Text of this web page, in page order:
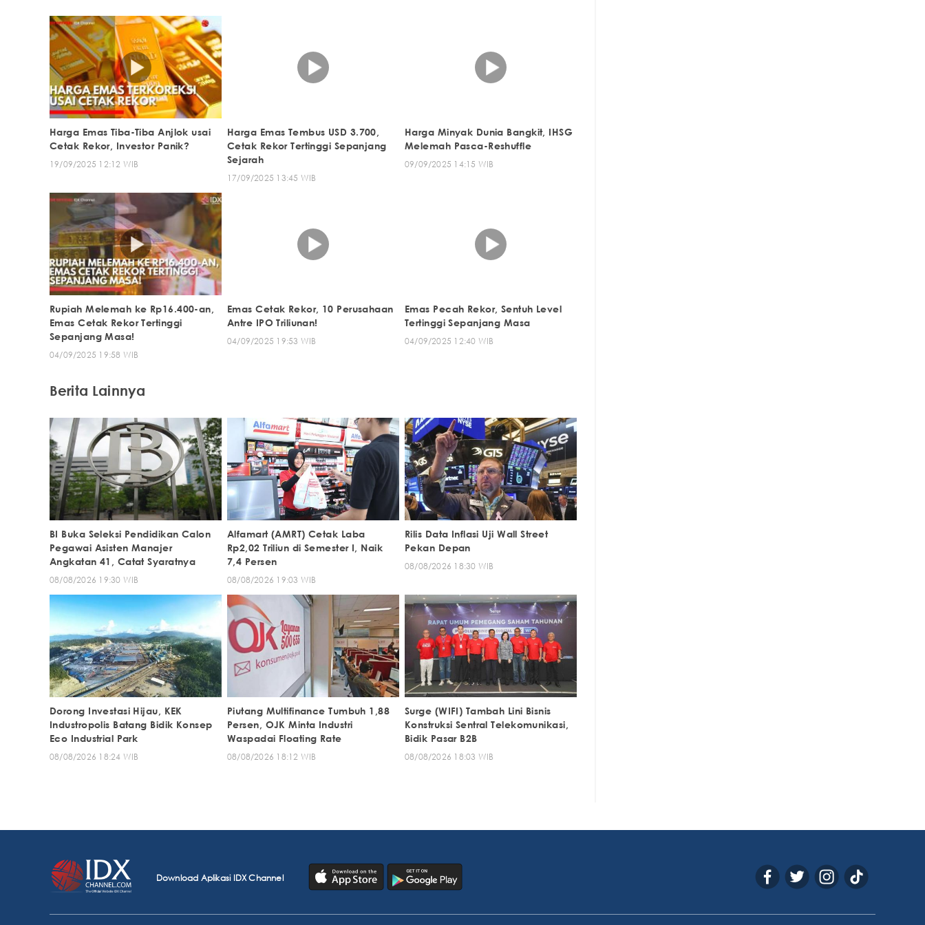
Harga Emas Tiba-Tiba Anjlok usai
Cetak Rekor, Investor Panik?
19/09/2025 12:12 WIB
Harga Emas Tembus USD 3.700,
Cetak Rekor Tertinggi Sepanjang
Sejarah
17/09/2025 13:45 WIB
Harga Minyak Dunia Bangkit, IHSG
Melemah Pasca-Reshuffle
09/09/2025 14:15 WIB
Rupiah Melemah ke Rp16.400-an,
Emas Cetak Rekor Tertinggi
Sepanjang Masa!
04/09/2025 19:58 WIB
Emas Cetak Rekor, 10 Perusahaan
Antre IPO Triliunan!
04/09/2025 19:53 WIB
Emas Pecah Rekor, Sentuh Level
Tertinggi Sepanjang Masa
04/09/2025 12:40 WIB
Berita Lainnya
BI Buka Seleksi Pendidikan Calon
Pegawai Asisten Manajer
Angkatan 41, Catat Syaratnya
08/08/2026 19:30 WIB
Alfamart (AMRT) Cetak Laba
Rp2,02 Triliun di Semester I, Naik
7,4 Persen
08/08/2026 19:03 WIB
Rilis Data Inflasi Uji Wall Street
Pekan Depan
08/08/2026 18:30 WIB
Dorong Investasi Hijau, KEK
Industropolis Batang Bidik Konsep
Eco Industrial Park
08/08/2026 18:24 WIB
Piutang Multifinance Tumbuh 1,88
Persen, OJK Minta Industri
Waspadai Floating Rate
08/08/2026 18:12 WIB
Surge (WIFI) Tambah Lini Bisnis
Konstruksi Sentral Telekomunikasi,
Bidik Pasar B2B
08/08/2026 18:03 WIB
Download Aplikasi IDX Channel